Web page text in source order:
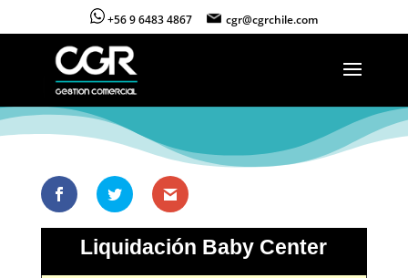
+56 9 6483 4867 cgr@cgrchile.com
Liquidación Baby Center